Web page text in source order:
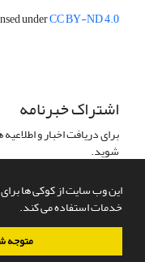
این وب سایت از کوکی ها برای
خدمات استفاده می کند.
متوجه
underCC BY-ND 4.0
اشتراک خبرنامه
برای دریافت اخبار و
شوید.
سامانه مدیریت نشریات